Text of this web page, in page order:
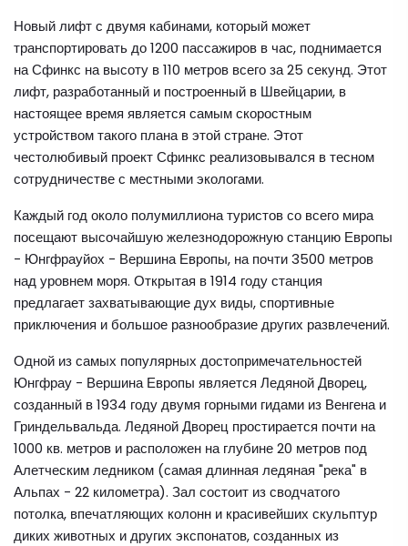
Новый лифт с двумя кабинами, который может
транспортировать до 1200 пассажиров в час, поднимается
на Сфинкс на высоту в 110 метров всего за 25 секунд. Этот
лифт, разработанный и построенный в Швейцарии, в
настоящее время является самым скоростным
устройством такого плана в этой стране. Этот
честолюбивый проект Сфинкс реализовывался в тесном
сотрудничестве с местными экологами.
Каждый год около полумиллиона туристов со всего мира
посещают высочайшую железнодорожную станцию Европы
- Юнгфрауйох - Вершина Европы, на почти 3500 метров
над уровнем моря. Открытая в 1914 году станция
предлагает захватывающие дух виды, спортивные
приключения и большое разнообразие других развлечений.
Одной из самых популярных достопримечательностей
Юнгфрау - Вершина Европы является Ледяной Дворец,
созданный в 1934 году двумя горными гидами из Венгена и
Гриндельвальда. Ледяной Дворец простирается почти на
1000 кв. метров и расположен на глубине 20 метров под
Алетческим ледником (самая длинная ледяная "река" в
Альпах - 22 километра). Зал состоит из сводчатого
потолка, впечатляющих колонн и красивейших скульптур
диких животных и других экспонатов, созданных из